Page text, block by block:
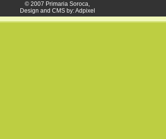
© 2007 Primaria Soroca,
Design and CMS by:Adpixel